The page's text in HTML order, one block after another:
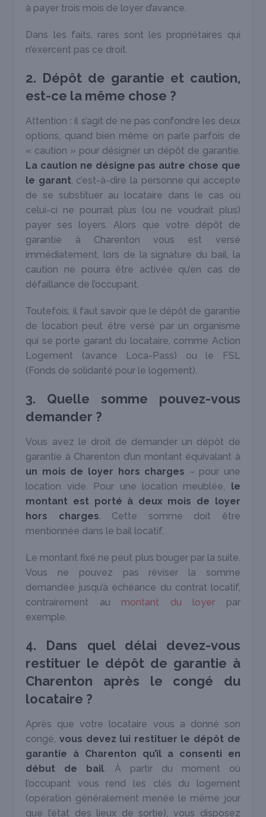
à payer trois mois de loyer d’avance.
Dans les faits, rares sont les propriétaires qui
n’exercent pas ce droit.
2. Dépôt de garantie et caution,
est-ce la même chose ?
Attention : il s’agit de ne pas confondre les deux
options, quand bien même on parle parfois de
« caution » pour désigner un dépôt de garantie.
La caution ne désigne pas autre chose que
le garant, c’est-à-dire la personne qui accepte
de se substituer au locataire dans le cas où
celui-ci ne pourrait plus (ou ne voudrait plus)
payer ses loyers. Alors que votre dépôt de
garantie à Charenton vous est versé
immédiatement, lors de la signature du bail, la
caution ne pourra être activée qu’en cas de
défaillance de l’occupant.
Toutefois, il faut savoir que le dépôt de garantie
de location peut être versé par un organisme
qui se porte garant du locataire, comme Action
Logement (avance Loca-Pass) ou le FSL
(Fonds de solidarité pour le logement).
3. Quelle somme pouvez-vous
demander ?
Vous avez le droit de demander un dépôt de
garantie à Charenton d’un montant équivalant à
un mois de loyer hors charges – pour une
location vide. Pour une location meublée, le
montant est porté à deux mois de loyer
hors charges. Cette somme doit être
mentionnée dans le bail locatif.
Le montant fixé ne peut plus bouger par la suite.
Vous ne pouvez pas réviser la somme
demandée jusqu’à échéance du contrat locatif,
contrairement au montant du loyer par
exemple.
4. Dans quel délai devez-vous
restituer le dépôt de garantie à
Charenton après le congé du
locataire ?
Après que votre locataire vous a donné son
congé,vous devez lui restituer le dépôt de
garantie à Charenton qu’il a consenti en
début de bail. À partir du moment où
l’occupant vous rend les clés du logement
(opération généralement menée le même jour
que l’état des lieux de sortie), vous disposez